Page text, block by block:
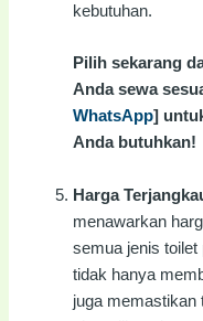
kebutuhan.
Pilih sekarang
Anda sewa
WhatsApp]
Anda butuhkan!
Harga
menawarkan
semua jenis
tidak hanya
juga memastikan